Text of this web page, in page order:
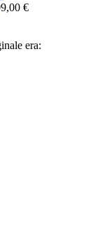
€
era: